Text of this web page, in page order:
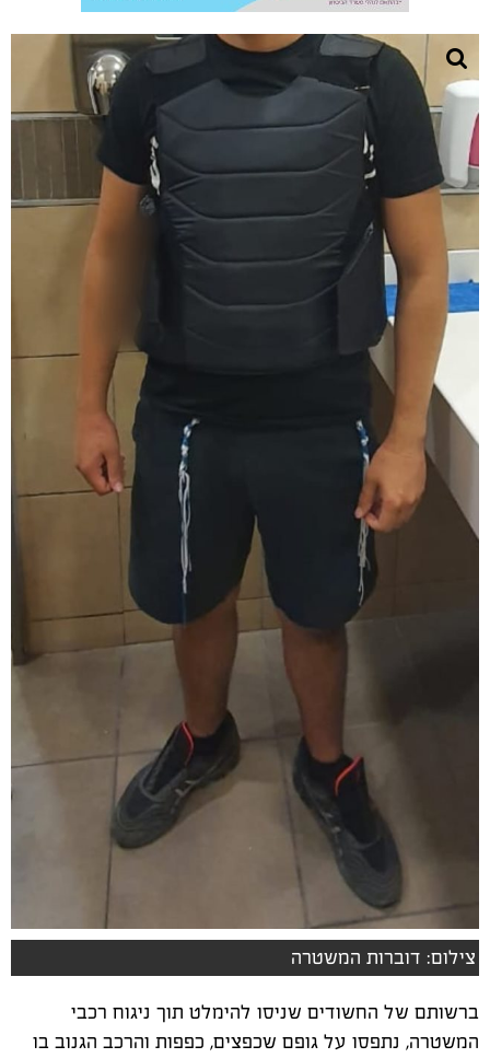
צילום: דוברות המשטרה
ברשותם של החשודים שניסו להימלט תוך ניגוח רכבי
המשטרה, נתפסו על גופם שכפצים, כפפות והרכב הגנוב בו